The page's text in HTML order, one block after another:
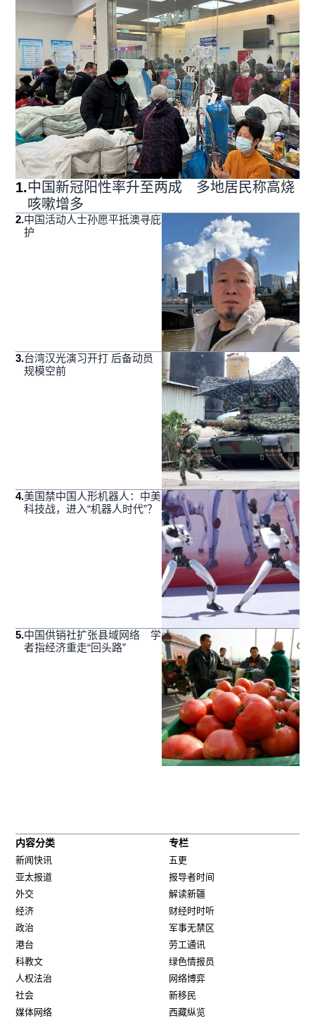
1.中国新冠阳性率升至两成 多地居民称高烧
咳嗽增多
2.中国活动人士孙愿平抵澳寻庇
护
3.台湾汉光演习开打 后备动员
规模空前
4.美国禁中国人形机器人：中美
科技战，进入“机器人时代”？
5.中国供销社扩张县域网络 学
者指经济重走“回头路”
内容分类
新闻快讯
亚太报道
外交
经济
政治
港台
科教文
人权法治
社会
媒体网络
专栏
五更
报导者时间
解读新疆
财经时时听
军事无禁区
劳工通讯
绿色情报员
网络博弈
新移民
西藏纵览